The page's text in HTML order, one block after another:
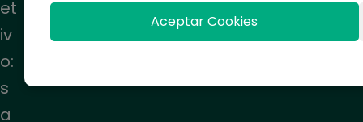
et
iv
o:
s
a
Aceptar Cookies